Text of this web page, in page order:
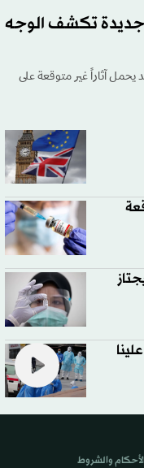
جديدة تكشف الوجه
آثاراً غير متوقعة على
والشروط